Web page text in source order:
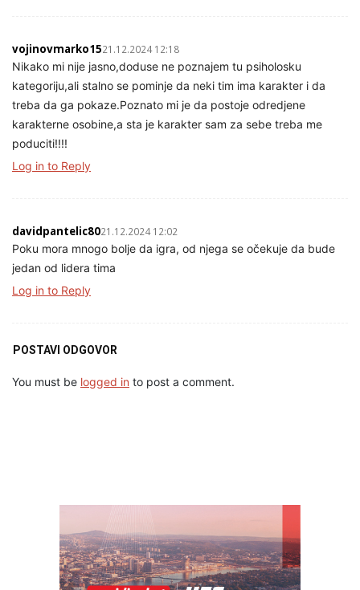
vojinovmarko1521.12.2024 12:18
Nikako mi nije jasno,doduse ne poznajem tu psiholosku
kategoriju,ali stalno se pominje da neki tim ima karakter i da
treba da ga pokaze.Poznato mi je da postoje odredjene
karakterne osobine,a sta je karakter sam za sebe treba me
poduciti!!!!
Log in to Reply
davidpantelic8021.12.2024 12:02
Poku mora mnogo bolje da igra, od njega se očekuje da bude
jedan od lidera tima
Log in to Reply
POSTAVI ODGOVOR
You must be logged in to post a comment.